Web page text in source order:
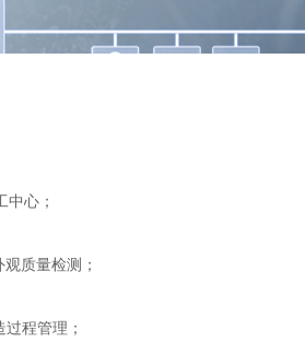
中心；
质量检测；
程管理；